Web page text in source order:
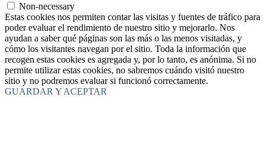
Non-necessary
Estas cookies nos permiten contar las visitas y fuentes de tráfico para
poder evaluar el rendimiento de nuestro sitio y mejorarlo. Nos
ayudan a saber qué páginas son las más o las menos visitadas, y
cómo los visitantes navegan por el sitio. Toda la información que
recogen estas cookies es agregada y, por lo tanto, es anónima. Si no
permite utilizar estas cookies, no sabremos cuándo visitó nuestro
sitio y no podremos evaluar si funcionó correctamente.
GUARDAR Y ACEPTAR